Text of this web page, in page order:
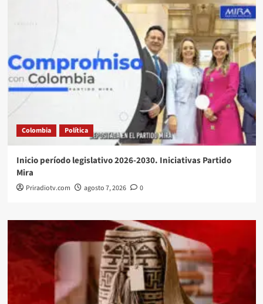
Colombia Política
Inicio período legislativo 2026-2030. Iniciativas Partido
Mira
Priradiotv.com agosto 7, 2026 0